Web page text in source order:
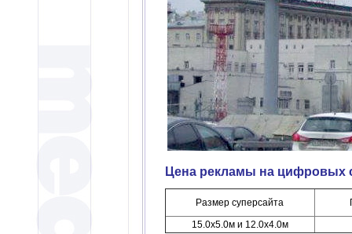
Цена рекламы на цифровых
Размер суперсайта
15.0х5.0м и 12.0х4.0м